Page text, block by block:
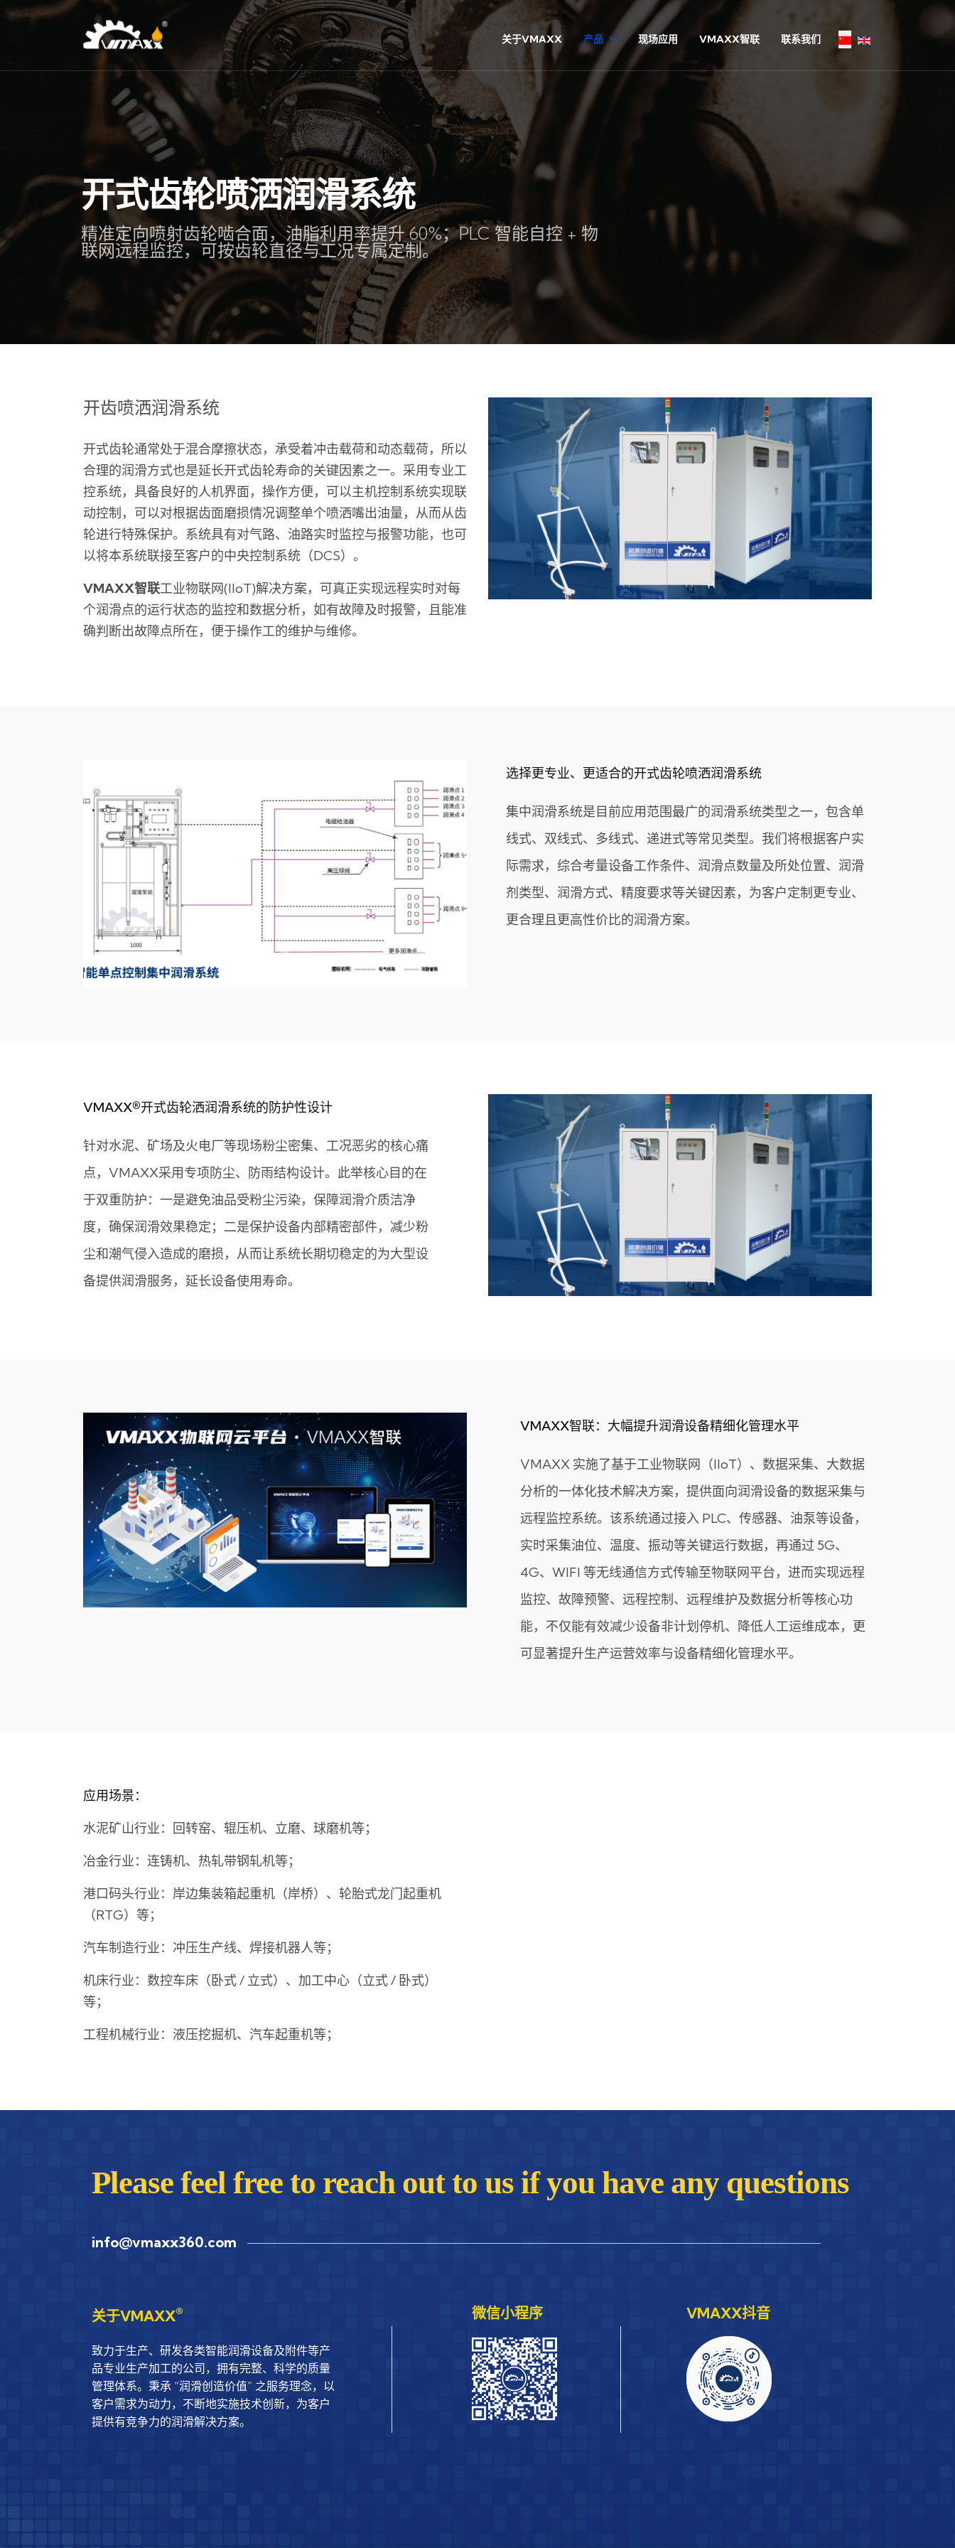
关于VMAXX 产品 现场应用 VMAXX智联 联系我们
开式齿轮喷洒润滑系统
精准定向喷射齿轮啮合面，油脂利用率提升 60%；PLC 智能自控 + 物
联网远程监控，可按齿轮直径与工况专属定制。
开齿喷洒润滑系统
开式齿轮通常处于混合摩擦状态，承受着冲击载荷和动态载荷，所以
合理的润滑方式也是延长开式齿轮寿命的关键因素之一。采用专业工
控系统，具备良好的人机界面，操作方便，可以主机控制系统实现联
动控制，可以对根据齿面磨损情况调整单个喷洒嘴出油量，从而从齿
轮进行特殊保护。系统具有对气路、油路实时监控与报警功能，也可
以将本系统联接至客户的中央控制系统（DCS）。
VMAXX智联工业物联网(IIoT)解决方案，可真正实现远程实时对每
个润滑点的运行状态的监控和数据分析，如有故障及时报警，且能准
确判断出故障点所在，便于操作工的维护与维修。
选择更专业、更适合的开式齿轮喷洒润滑系统
集中润滑系统是目前应用范围最广的润滑系统类型之一，包含单
线式、双线式、多线式、递进式等常见类型。我们将根据客户实
际需求，综合考量设备工作条件、润滑点数量及所处位置、润滑
剂类型、润滑方式、精度要求等关键因素，为客户定制更专业、
更合理且更高性价比的润滑方案。
VMAXX®️开式齿轮洒润滑系统的防护性设计
针对水泥、矿场及火电厂等现场粉尘密集、工况恶劣的核心痛
点，VMAXX采用专项防尘、防雨结构设计。此举核心目的在
于双重防护：一是避免油品受粉尘污染，保障润滑介质洁净
度，确保润滑效果稳定；二是保护设备内部精密部件，减少粉
尘和潮气侵入造成的磨损，从而让系统长期切稳定的为大型设
备提供润滑服务，延长设备使用寿命。
VMAXX智联：大幅提升润滑设备精细化管理水平
VMAXX 实施了基于工业物联网（IIoT）、数据采集、大数据
分析的一体化技术解决方案，提供面向润滑设备的数据采集与
远程监控系统。该系统通过接入 PLC、传感器、油泵等设备，
实时采集油位、温度、振动等关键运行数据，再通过 5G、
4G、WIFI 等无线通信方式传输至物联网平台，进而实现远程
监控、故障预警、远程控制、远程维护及数据分析等核心功
能，不仅能有效减少设备非计划停机、降低人工运维成本，更
可显著提升生产运营效率与设备精细化管理水平。
应用场景：
水泥矿山行业：回转窑、辊压机、立磨、球磨机等；
冶金行业：连铸机、热轧带钢轧机等；
港口码头行业：岸边集装箱起重机（岸桥）、轮胎式龙门起重机
（RTG）等；
汽车制造行业：冲压生产线、焊接机器人等；
机床行业：数控车床（卧式 / 立式）、加工中心（立式 / 卧式）
等；
工程机械行业：液压挖掘机、汽车起重机等；
Please feel free to reach out to us if you have any questions
info@vmaxx360.com
关于VMAXX®️
致力于生产、研发各类智能润滑设备及附件等产
品专业生产加工的公司，拥有完整、科学的质量
管理体系。秉承 “润滑创造价值” 之服务理念，以
客户需求为动力，不断地实施技术创新，为客户
提供有竞争力的润滑解决方案。
微信小程序 VMAXX抖音